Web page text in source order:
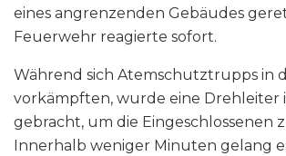
eines angrenzenden Gebäudes
Feuerwehr reagierte sofort.
Während sich Atemschutztrupps in
vorkämpften, wurde eine Drehleiter
gebracht, um die Eingeschlossenen
Innerhalb weniger Minuten gelang